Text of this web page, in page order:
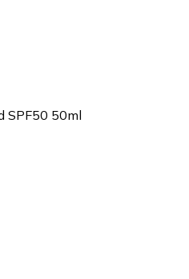
SPF50 50ml